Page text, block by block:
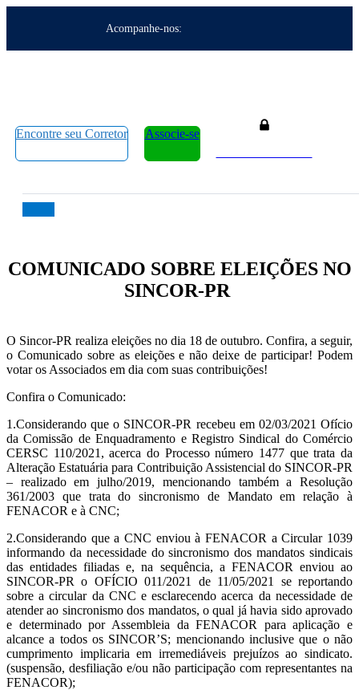
Acompanhe-nos:
Encontre seu Corretor
Associe-se
COMUNICADO SOBRE ELEIÇÕES NO
SINCOR-PR
O Sincor-PR realiza eleições no dia 18 de outubro. Confira, a seguir,
o Comunicado sobre as eleições e não deixe de participar! Podem
votar os Associados em dia com suas contribuições!
Confira o Comunicado:
1.Considerando que o SINCOR-PR recebeu em 02/03/2021 Ofício
da Comissão de Enquadramento e Registro Sindical do Comércio
CERSC 110/2021, acerca do Processo número 1477 que trata da
Alteração Estatuária para Contribuição Assistencial do SINCOR-PR
– realizado em julho/2019, mencionando também a Resolução
361/2003 que trata do sincronismo de Mandato em relação à
FENACOR e à CNC;
2.Considerando que a CNC enviou à FENACOR a Circular 1039
informando da necessidade do sincronismo dos mandatos sindicais
das entidades filiadas e, na sequência, a FENACOR enviou ao
SINCOR-PR o OFÍCIO 011/2021 de 11/05/2021 se reportando
sobre a circular da CNC e esclarecendo acerca da necessidade de
atender ao sincronismo dos mandatos, o qual já havia sido aprovado
e determinado por Assembleia da FENACOR para aplicação e
alcance a todos os SINCOR’S; mencionando inclusive que o não
cumprimento implicaria em irremediáveis prejuízos ao sindicato.
(suspensão, desfiliação e/ou não participação com representantes na
FENACOR);